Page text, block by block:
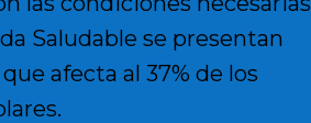
Saludable se presentan
afecta al 37% de los